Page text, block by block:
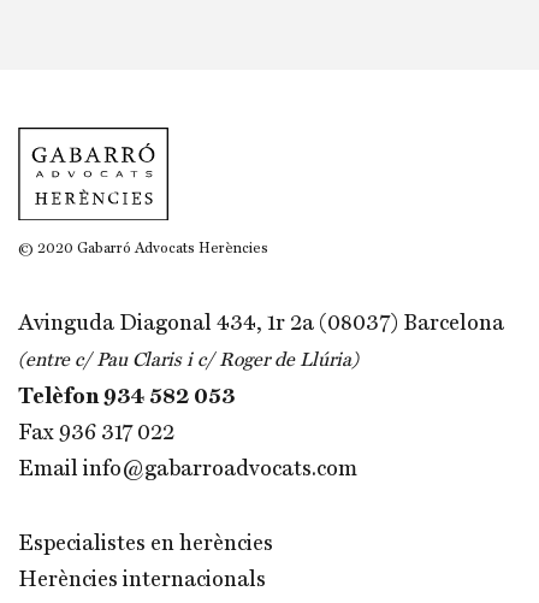
© 2020 Gabarró Advocats Herències
Avinguda Diagonal 434, 1r 2a (08037) Barcelona
(entre c/ Pau Claris i c/ Roger de Llúria)
Telèfon934 582 053
Fax 936 317 022
Email info@gabarroadvocats.com
Especialistes en herències
Herències internacionals